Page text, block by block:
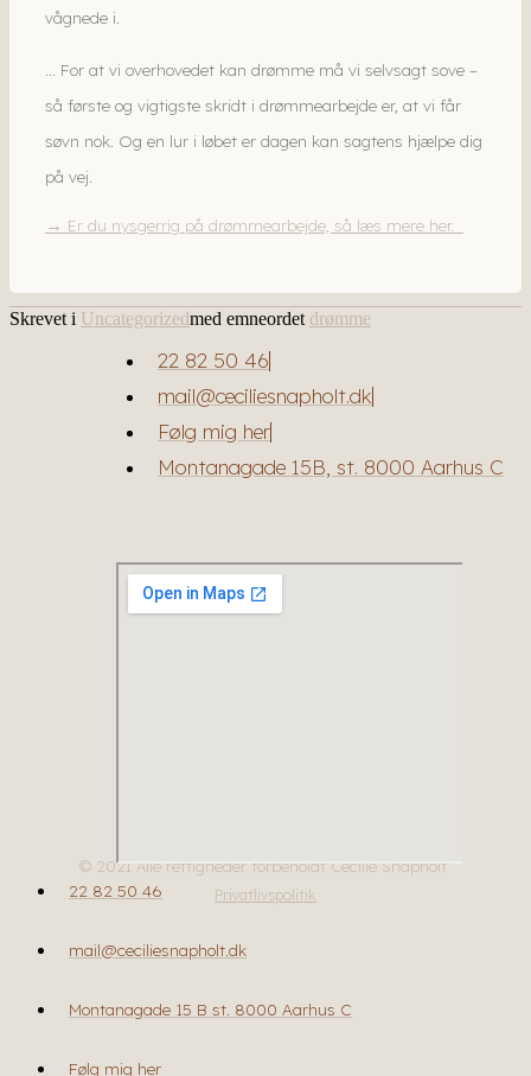
vågnede i.
… For at vi overhovedet kan drømme må vi selvsagt sove –
så første og vigtigste skridt i drømmearbejde er, at vi får
søvn nok. Og en lur i løbet er dagen kan sagtens hjælpe dig
på vej.
→ Er du nysgerrig på drømmearbejde, så læs mere her.
Skrevet i Uncategorizedmed emneordet drømme
22 82 50 46
mail@ceciliesnapholt.dk
Følg mig her
Montanagade 15B, st. 8000 Aarhus C
Privatlivspolitik
© 2021 Alle rettigheder forbeholdt Cecilie Snapholt
22 82 50 46
mail@ceciliesnapholt.dk
Montanagade 15 B st. 8000 Aarhus C
Følg mig her